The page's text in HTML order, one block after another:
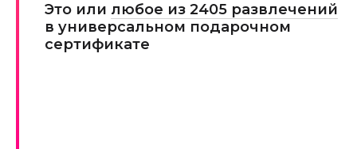
Это или любое из 2405 развлечений
в универсальном подарочном
сертификате